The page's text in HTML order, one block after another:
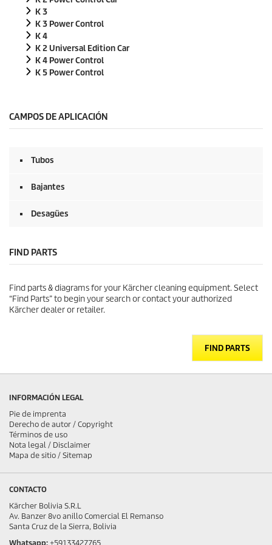
K 3
K 3 Power Control
K 4
K 2 Universal Edition Car
K 4 Power Control
K 5 Power Control
CAMPOS DE APLICACIÓN
Tubos
Bajantes
Desagües
FIND PARTS
Find parts & diagrams for your Kärcher cleaning equipment. Select
“Find Parts” to begin your search or contact your authorized
Kärcher dealer or retailer.
FIND PARTS
INFORMACIÓN LEGAL
Pie de imprenta
Derecho de autor / Copyright
Términos de uso
Nota legal / Disclaimer
Mapa de sitio / Sitemap
CONTACTO
Kärcher Bolivia S.R.L
Av. Banzer 8vo anillo Comercial El Remanso
Santa Cruz de la Sierra, Bolivia
Whatsapp: +59133427765